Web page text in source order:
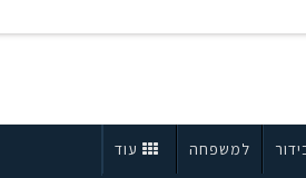
למשפחה עוד